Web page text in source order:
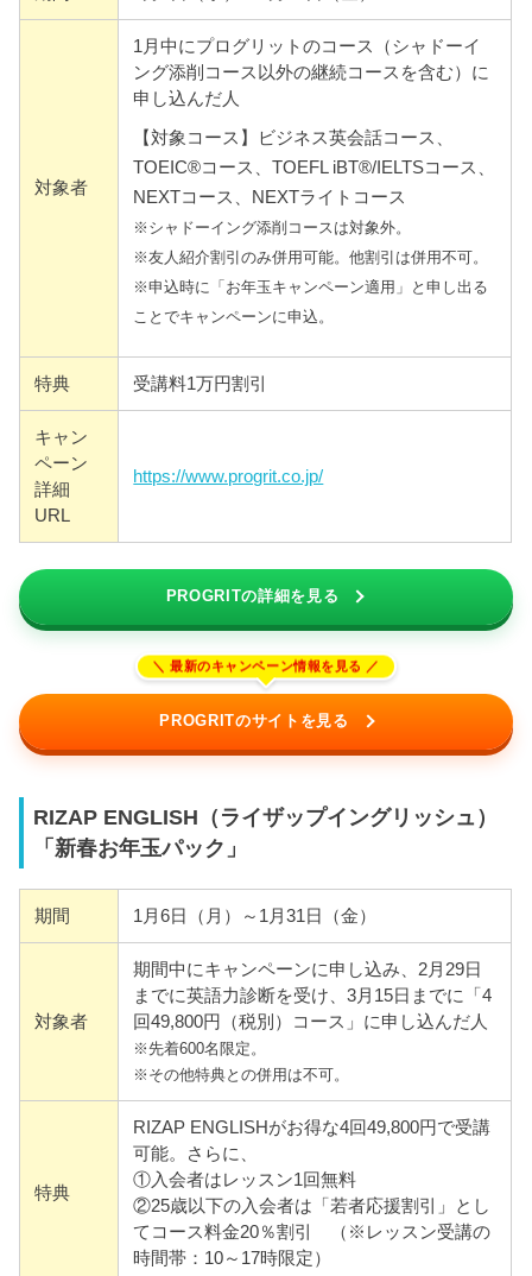
対象者
1月中にプログリットのコース（シャドーイ
ング添削コース以外の継続コースを含む）に
申し込んだ人
【対象コース】ビジネス英会話コース、
TOEIC®コース、TOEFL iBT®/IELTSコース、
NEXTコース、NEXTライトコース
※シャドーイング添削コースは対象外。
※友人紹介割引のみ併用可能。他割引は併用不可。
※申込時に「お年玉キャンペーン適用」と申し出る
ことでキャンペーンに申込。
特典 受講料1万円割引
キャン
ペーン
詳細
URL
https://www.progrit.co.jp/
PROGRITの詳細を見る
PROGRITのサイトを見る
RIZAP ENGLISH（ライザップイングリッシュ）
「新春お年玉パック」
期間 1月6日（月）～1月31日（金）
対象者
期間中にキャンペーンに申し込み、2月29日
までに英語力診断を受け、3月15日までに「4
回49,800円（税別）コース」に申し込んだ人
※先着600名限定。
※その他特典との併用は不可。
特典
RIZAP ENGLISHがお得な4回49,800円で受講
可能。さらに、
①入会者はレッスン1回無料
②25歳以下の入会者は「若者応援割引」とし
てコース料金20％割引 （※レッスン受講の
時間帯：10～17時限定）